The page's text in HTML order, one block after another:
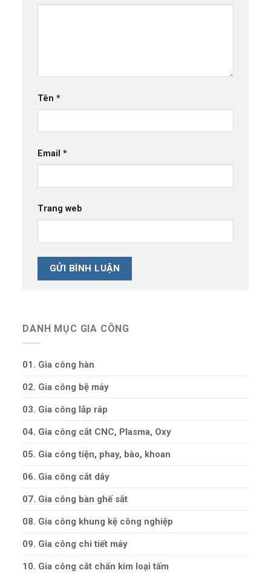
Tên*
Email*
Trang web
DANH MỤC GIA CÔNG
01. Gia công hàn
02. Gia công bệ máy
03. Gia công lắp ráp
04. Gia công cắt CNC, Plasma, Oxy
05. Gia công tiện, phay, bào, khoan
06. Gia công cắt dây
07. Gia công bàn ghế sắt
08. Gia công khung kệ công nghiệp
09. Gia công chi tiết máy
10. Gia công cắt chấn kim loại tấm